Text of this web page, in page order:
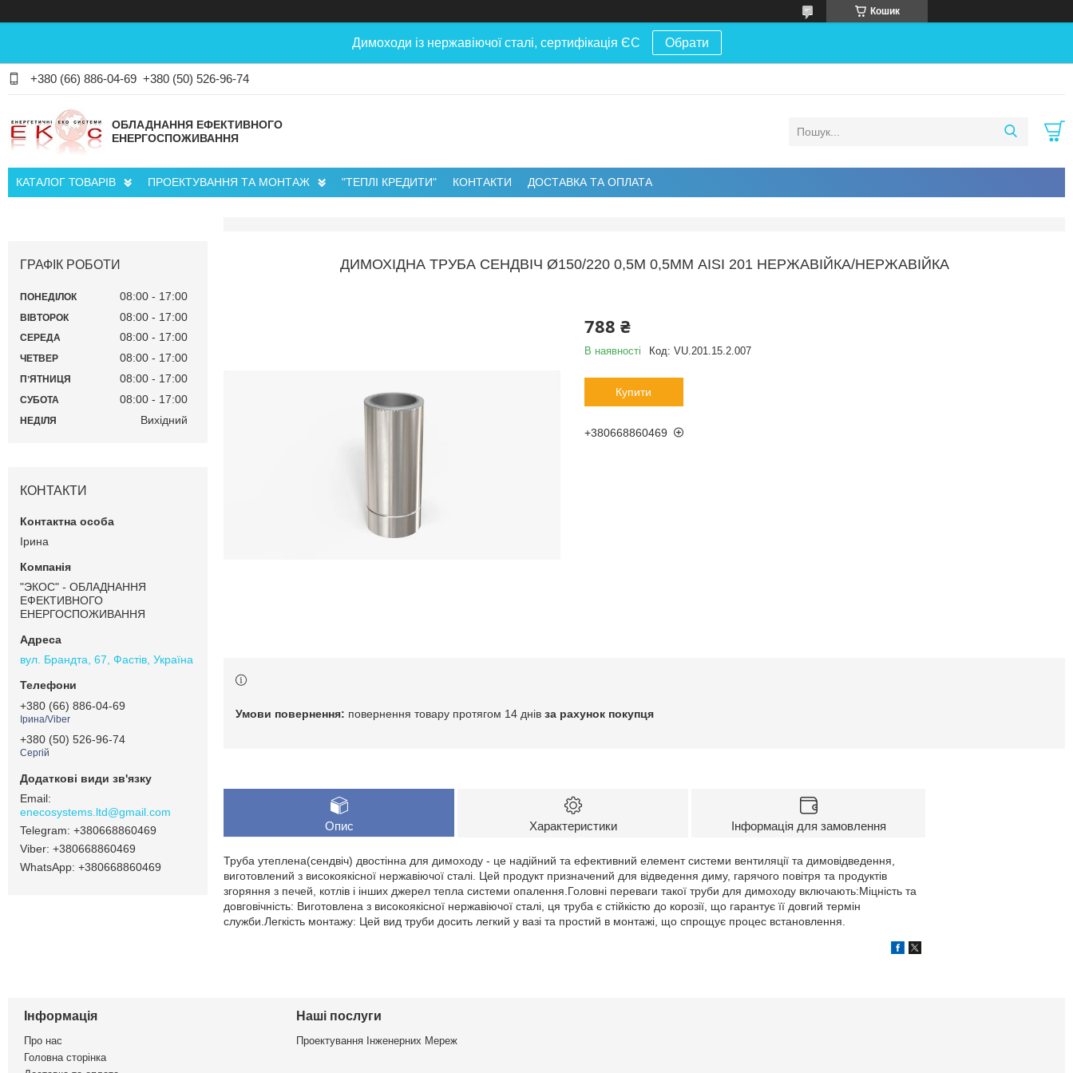
Кошик
Димоходи із нержавіючої сталі, сертифікація ЄС Обрати
+380 (66) 886-04-69 +380 (50) 526-96-74
ОБЛАДНАННЯ ЕФЕКТИВНОГО
ЕНЕРГОСПОЖИВАННЯ
КАТАЛОГ ТОВАРІВ ПРОЕКТУВАННЯ ТА МОНТАЖ "ТЕПЛІ КРЕДИТИ" КОНТАКТИ ДОСТАВКА ТА ОПЛАТА
ДИМОХІДНА ТРУБА СЕНДВІЧ Ø150/220 0,5М 0,5ММ AISI 201 НЕРЖАВІЙКА/НЕРЖАВІЙКА
788 ₴
В наявності Код: VU.201.15.2.007
Купити
+380668860469
повернення товару протягом 14 днів за рахунок покупця
Опис Характеристики Інформація для замовлення
Труба утеплена(сендвіч) двостінна для димоходу - це надійний та ефективний елемент системи вентиляції та димовідведення,
виготовлений з високоякісної нержавіючої сталі. Цей продукт призначений для відведення диму, гарячого повітря та продуктів
згоряння з печей, котлів і інших джерел тепла системи опалення.Головні переваги такої труби для димоходу включають:Міцність та
довговічність: Виготовлена з високоякісної нержавіючої сталі, ця труба є стійкістю до корозії, що гарантує її довгий термін
служби.Легкість монтажу: Цей вид труби досить легкий у вазі та простий в монтажі, що спрощує процес встановлення.
ГРАФІК РОБОТИ
ПОНЕДІЛОК 08:00 17:00
ВІВТОРОК 08:00 17:00
СЕРЕДА 08:00 17:00
ЧЕТВЕР 08:00 17:00
ПʼЯТНИЦЯ 08:00 17:00
СУБОТА 08:00 17:00
НЕДІЛЯ Вихідний
КОНТАКТИ
Ірина
"ЭКОС" - ОБЛАДНАННЯ
ЕФЕКТИВНОГО
ЕНЕРГОСПОЖИВАННЯ
вул. Брандта, 67, Фастів, Україна
+380 (66) 886-04-69
Ірина/Viber
+380 (50) 526-96-74
Сергій
enecosystems.ltd@gmail.com
+380668860469
+380668860469
+380668860469
Інформація
Про нас
Головна сторінка
Наші послуги
Проектування Інженерних Мереж